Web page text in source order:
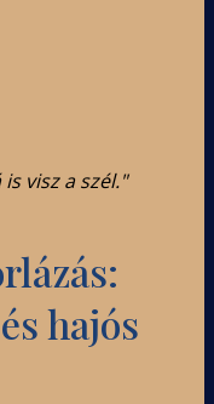
visz a szél."
hajós